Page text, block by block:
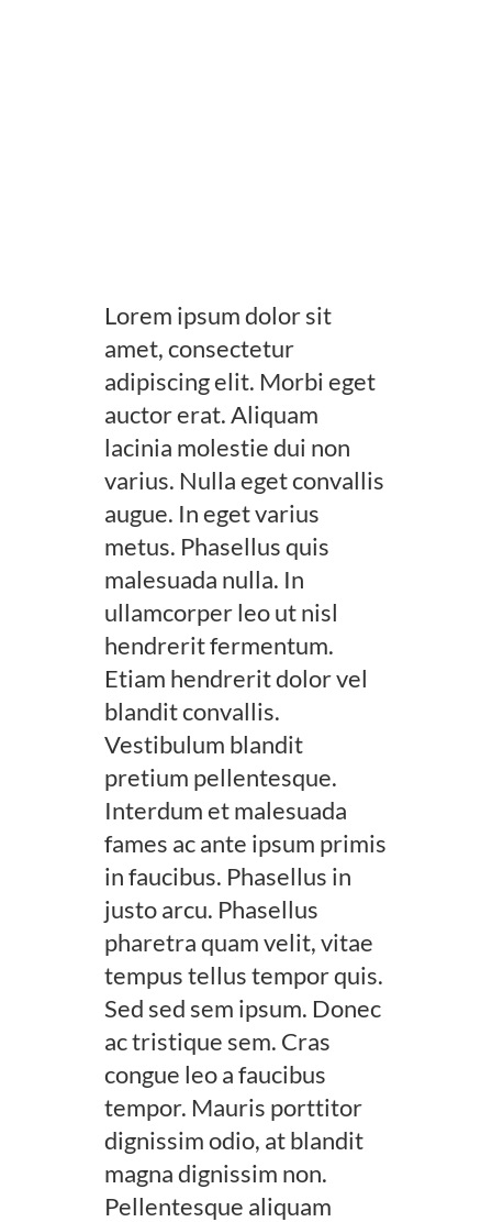
Contact Us
Lorem ipsum dolor sit
amet, consectetur
adipiscing elit. Morbi eget
auctor erat. Aliquam
lacinia molestie dui non
varius. Nulla eget convallis
augue. In eget varius
metus. Phasellus quis
malesuada nulla. In
ullamcorper leo ut nisl
hendrerit fermentum.
Etiam hendrerit dolor vel
blandit convallis.
Vestibulum blandit
pretium pellentesque.
Interdum et malesuada
fames ac ante ipsum primis
in faucibus. Phasellus in
justo arcu. Phasellus
pharetra quam velit, vitae
tempus tellus tempor quis.
Sed sed sem ipsum. Donec
ac tristique sem. Cras
congue leo a faucibus
tempor. Mauris porttitor
dignissim odio, at blandit
magna dignissim non.
Pellentesque aliquam